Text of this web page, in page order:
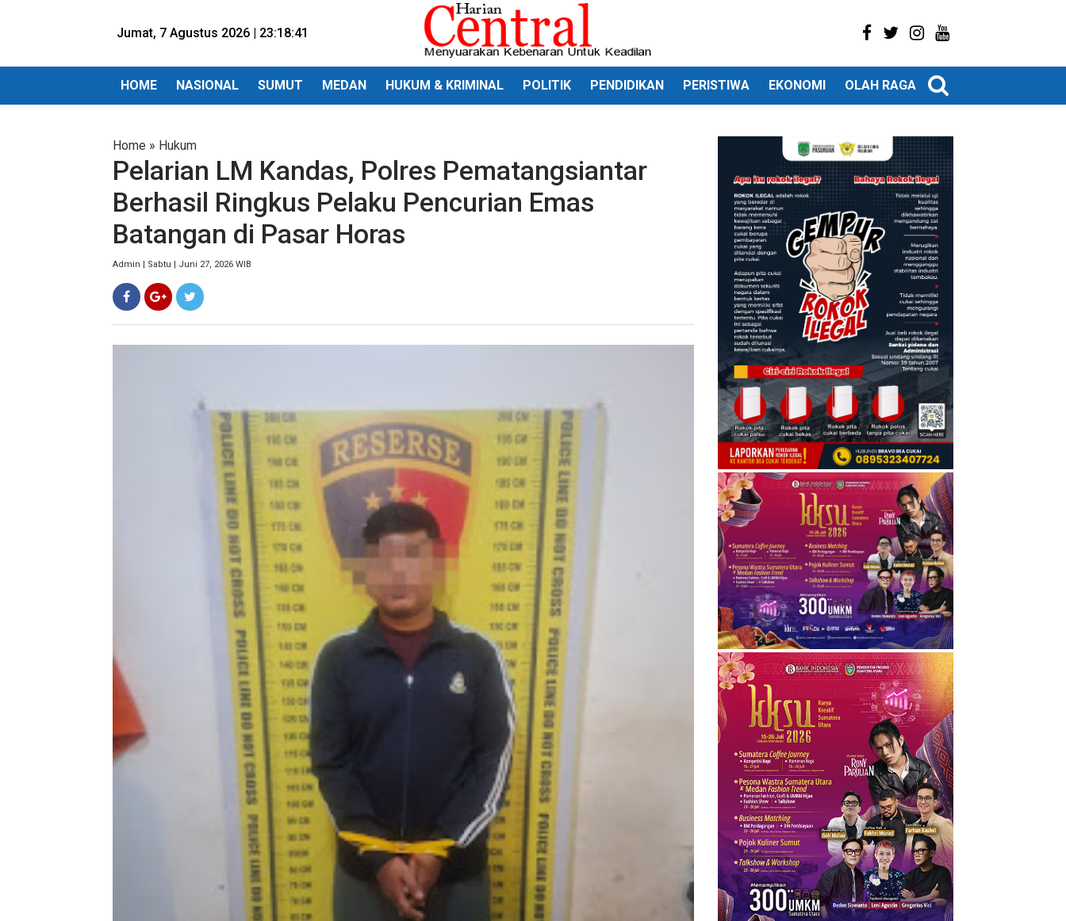
Jumat, 7 Agustus 2026 | 23:18:43
HOME NASIONAL SUMUT MEDAN HUKUM & KRIMINAL POLITIK PENDIDIKAN PERISTIWA EKONOMI OLAH RAGA
Home » Hukum
Pelarian LM Kandas, Polres Pematangsiantar
Berhasil Ringkus Pelaku Pencurian Emas
Batangan di Pasar Horas
Admin | Sabtu | Juni 27, 2026 WIB